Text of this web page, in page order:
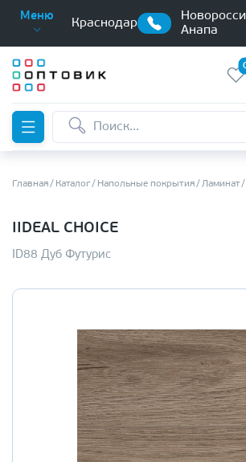
Меню
Краснодар
Анапа
Главная Каталог Напольные покрытия Ламинат
IIDEAL CHOICE
ID88 Дуб Футурис